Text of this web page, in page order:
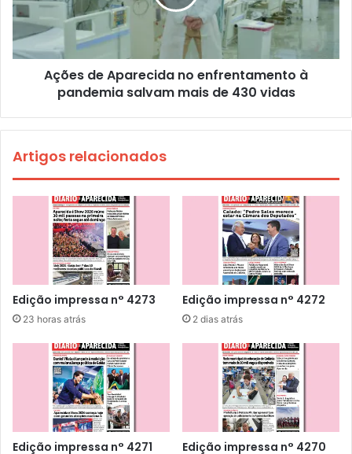
Ações de Aparecida no enfrentamento à
pandemia salvam mais de 430 vidas
Artigos relacionados
Edição impressa n° 4273
23 horas atrás
Edição impressa n° 4272
2 dias atrás
Edição impressa n° 4271 Edição impressa n° 4270